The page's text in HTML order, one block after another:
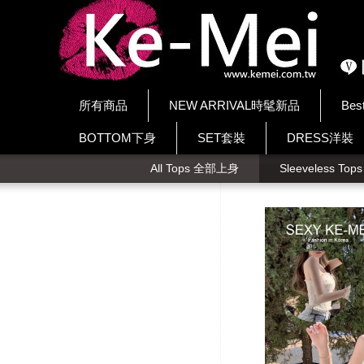
所有商品 NEW ARRIVAL時髦新品
BOTTOM下身 SET套裝 DRESS洋裝
All Tops 全部上身 Sleeveless